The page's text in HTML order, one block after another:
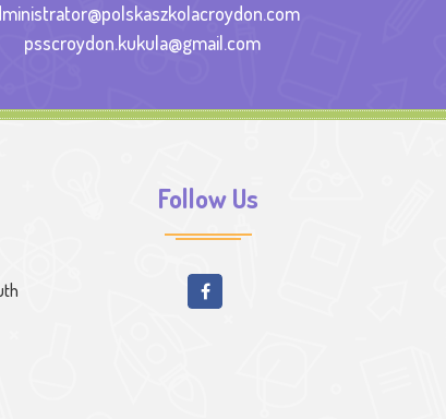
psscroydon.kukula@gmail.com
Follow Us